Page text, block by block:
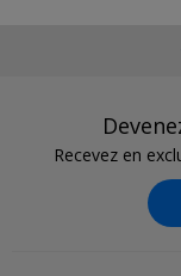
Recevez en